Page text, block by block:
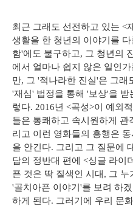
최근 그래도 선전하고 있는 <
생활을 한 청년의 이야기를
함'에도 불구하고, 그 청년의
에서 얼마나 쉽지 않은 일인
만, 그 '적나라한 진실'은 그래
'재심' 법정을 통해 '보상'을 받
렇다. 2016년 <곡성>이 예외
들은 통쾌하고 속시원하게 관
리고 이런 영화들의 흥행은
을 안긴다. 그리고 그 질문에
답의 정반대 편에 <싱글 라이
픈 것은 딱 질색인 시대, 그 누
'골치아픈 이야기'를 보려 하
하게 된다. 그러기에 우리 문